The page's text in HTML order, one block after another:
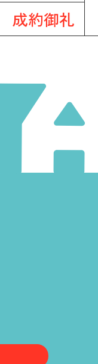
成約御礼